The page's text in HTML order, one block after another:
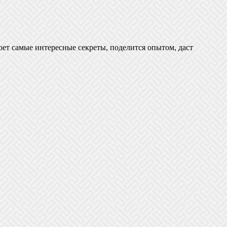
самые интересные секреты, поделится опытом, даст